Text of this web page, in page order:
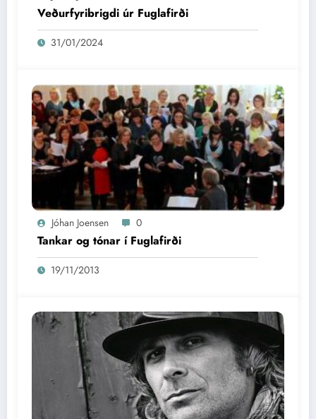
Veðurfyribrigdi úr Fuglafirði
31/01/2024
Jóhan Joensen 0
Tankar og tónar í Fuglafirði
19/11/2013